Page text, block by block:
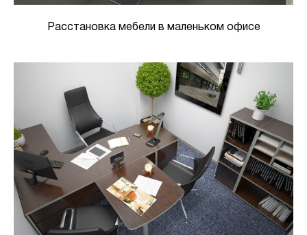
Расстановка мебели в маленьком офисе